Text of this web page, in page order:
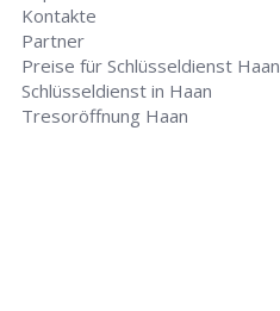
Kontakte
Partner
Preise für Schlüsseldienst Haan
Schlüsseldienst in Haan
Tresoröffnung Haan